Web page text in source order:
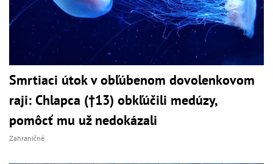
Smrtiaci útok v obľúbenom dovolenkovom
raji: Chlapca (†13) obkľúčili medúzy,
pomôcť mu už nedokázali
Zahraničné